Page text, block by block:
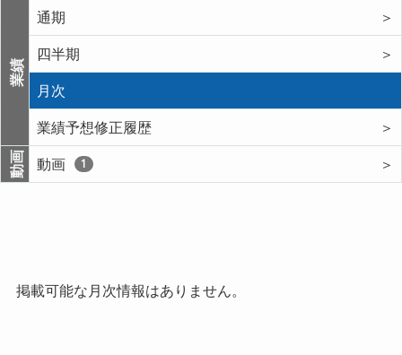
業績
通期
＞
四半期
＞
月次
業績予想修正履歴
＞
動画 動画 1 ＞
掲載可能な月次情報はありません。